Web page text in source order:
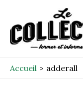
contenu
Accueil adderall